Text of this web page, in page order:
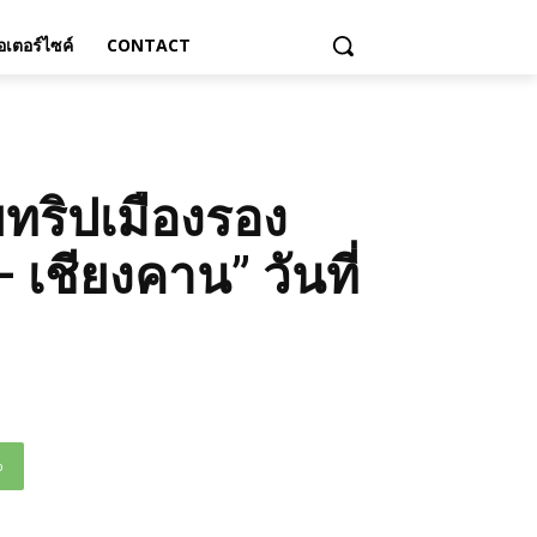
เตอร์ไซค์ CONTACT
ริปเมืองรอง
เชียงคาน” วันที่